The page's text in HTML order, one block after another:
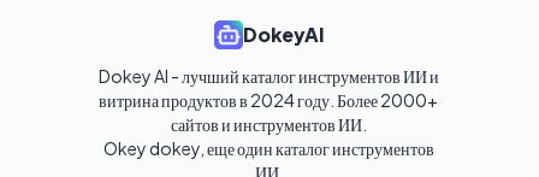
DokeyAI
Dokey AI - лучший каталог инструментов ИИ и
витрина продуктов в 2024 году. Более 2000+
сайтов и инструментов ИИ.
Okey dokey, еще один каталог инструментов
ИИ.